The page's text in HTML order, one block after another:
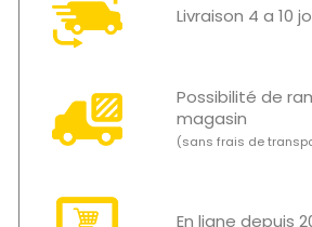
Livraison 4 a 10
Possibilité de
magasin
(sans frais de
En ligne depuis